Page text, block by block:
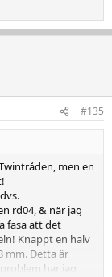
#135
men en
rd04, & när jag
fasa att det
Knappt en halv
mm. Detta är
har jag